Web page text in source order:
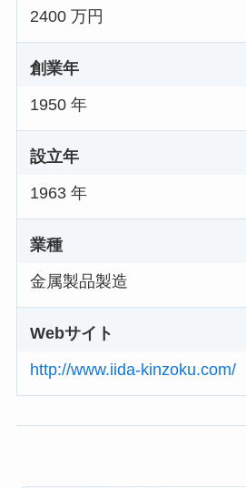
2400 万円
創業年
1950 年
設立年
1963 年
業種
金属製品製造
Webサイト
http://www.iida-kinzoku.com/